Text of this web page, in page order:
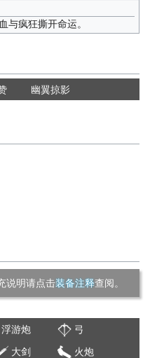
与疯狂撕开命运。
幽翼掠影
说明请点击装备注释查阅。
浮游炮 弓
大剑 火炮